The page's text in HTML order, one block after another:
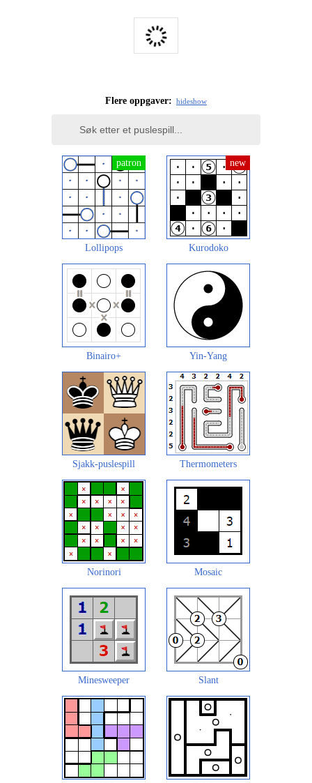
Flere oppgaver: hideshow
Lollipops Kurodoko
Binairo+ Yin-Yang
Sjakk-puslespill Thermometers
Norinori Mosaic
Minesweeper Slant